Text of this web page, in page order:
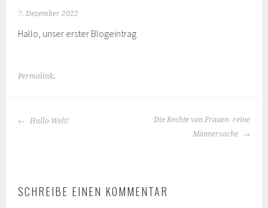
7. Dezember 2022
Hallo, unser erster Blogeintrag
Permalink.
BEITRAGS-
Hallo Welt!
Die Rechte von Frauen- reine
Männersache
SCHREIBE EINEN KOMMENTAR